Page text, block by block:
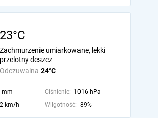
23°C
Odczuwalna 24°C
Zachmurzenie umiarkowane, lekki
przelotny deszcz
mm Ciśnienie: 1016 hPa
km/h Wilgotność: 89%